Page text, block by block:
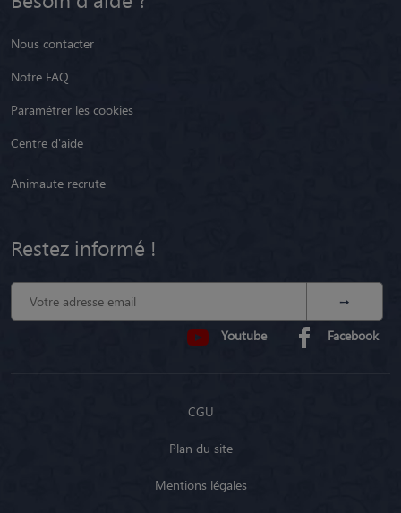
Nous contacter
Notre FAQ
Paramétrer les cookies
Centre d'aide
Animaute recrute
Restez informé !
Youtube Facebook
CGU
Plan du site
Mentions légales